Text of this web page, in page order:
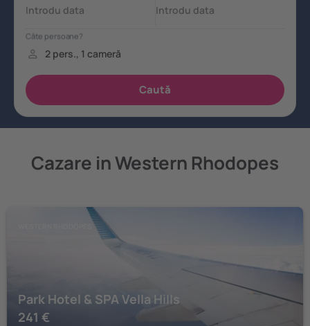
Cazare in Western Rhodopes
Park Hotel & SPA Vella Hills
241 €